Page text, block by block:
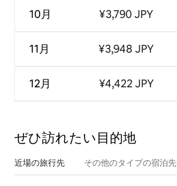
10月
11月
12月
¥3,790 JPY
¥3,948 JPY
¥4,422 JPY
ぜひ訪⁠れ⁠た⁠い目⁠的⁠地
近場の旅行先 その他のタ⁠イ⁠プ⁠の宿⁠泊⁠先